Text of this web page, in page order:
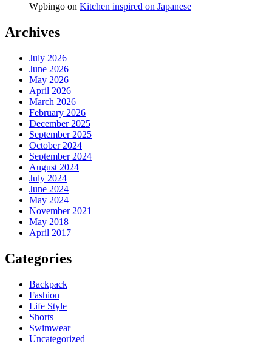
Wpbingo on Kitchen inspired on Japanese
Archives
July 2026
June 2026
May 2026
April 2026
March 2026
February 2026
December 2025
September 2025
October 2024
September 2024
August 2024
July 2024
June 2024
May 2024
November 2021
May 2018
April 2017
Categories
Backpack
Fashion
Life Style
Shorts
Swimwear
Uncategorized